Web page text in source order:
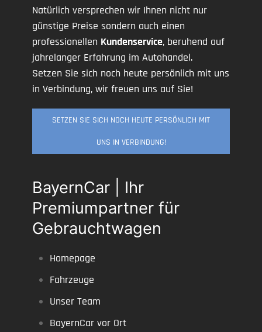
Natürlich versprechen wir Ihnen nicht nur
günstige Preise sondern auch einen
professionellen Kundenservice, beruhend auf
jahrelanger Erfahrung im Autohandel.
Setzen Sie sich noch heute persönlich mit uns
in Verbindung, wir freuen uns auf Sie!
SETZEN SIE SICH NOCH HEUTE PERSÖNLICH MIT
UNS IN VERBINDUNG!
BayernCar | Ihr
Premiumpartner für
Gebrauchtwagen
Homepage
Fahrzeuge
Unser Team
BayernCar vor Ort